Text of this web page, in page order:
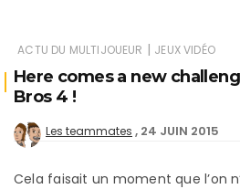
ACTU DU MULTIJOUEUR | JEUX VIDÉO
Here comes a new
Bros 4 !
Les teammates 24 JUIN 2015
Cela faisait un moment que l’on